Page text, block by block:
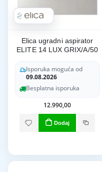
Elica ugradni aspirator
ELITE 14 LUX GRIX/A/50
Isporuka moguća od
09.08.2026
Besplatna isporuka
12.990,00
Dodaj